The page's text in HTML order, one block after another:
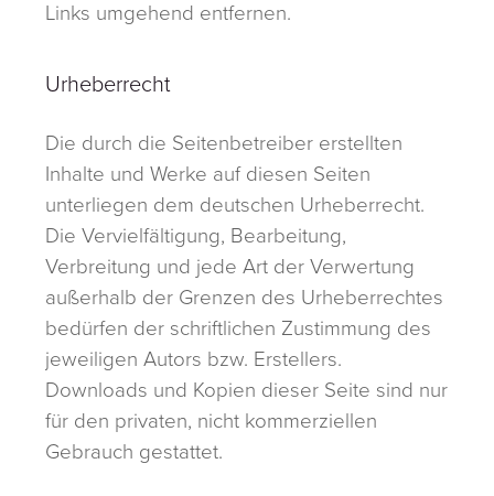
Links umgehend entfernen.
Urheberrecht
Die durch die Seitenbetreiber erstellten
Inhalte und Werke auf diesen Seiten
unterliegen dem deutschen Urheberrecht.
Die Vervielfältigung, Bearbeitung,
Verbreitung und jede Art der Verwertung
außerhalb der Grenzen des Urheberrechtes
bedürfen der schriftlichen Zustimmung des
jeweiligen Autors bzw. Erstellers.
Downloads und Kopien dieser Seite sind nur
für den privaten, nicht kommerziellen
Gebrauch gestattet.